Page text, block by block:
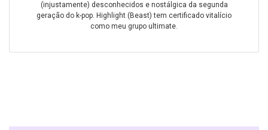
(injustamente) desconhecidos e nostálgica da segunda
geração do k-pop. Highlight (Beast) tem certificado vitalício
como meu grupo ultimate.